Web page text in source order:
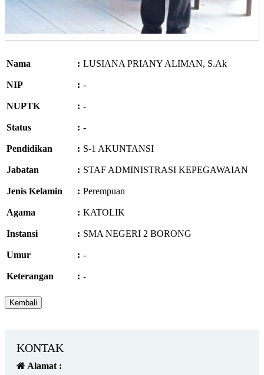
Nama : LUSIANA PRIANY ALIMAN, S.Ak
NIP : -
NUPTK : -
Status : -
Pendidikan : S-1 AKUNTANSI
Jabatan : STAF ADMINISTRASI KEPEGAWAIAN
Jenis Kelamin : Perempuan
Agama : KATOLIK
Instansi : SMA NEGERI 2 BORONG
Umur : -
Keterangan : -
KONTAK
Alamat :